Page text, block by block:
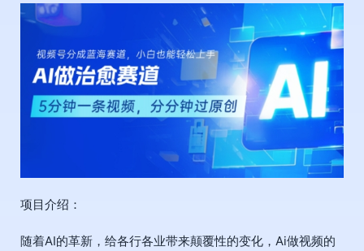
项目介绍：
随着AI的革新，给各行各业带来颠覆性的变化，Ai做视频的